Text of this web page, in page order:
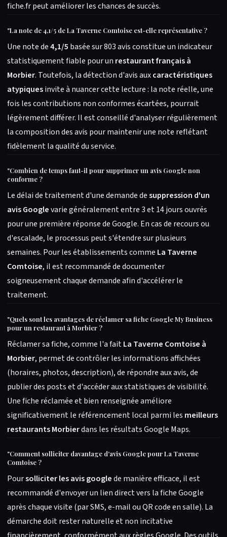
fiche.fr peut améliorer les chances de succès.
"La note de 4,1/5 de La Taverne Comtoise est-elle représentative ?
Une note de4,1/5 basée sur 803 avis constitue un indicateur
statistiquement fiable pour un restaurant français à
Morbier. Toutefois, la détection d'avis auxcaractéristiques
atypiquesinvite à nuancer cette lecture : la note réelle, une
fois les contributions non conformes écartées, pourrait
légèrement différer. Il est conseillé d'analyser régulièrement
la composition des avis pour maintenir une note reflétant
fidèlement la qualité du service.
"Combien de temps faut-il pour supprimer un avis Google non
conforme ?
Le délai de traitement d'une demande desuppression d'un
avis Googlevarie généralement entre 3 et 14 jours ouvrés
pour une première réponse de Google. En cas de recours ou
d'escalade, le processus peut s'étendre sur plusieurs
semaines. Pour les établissements comme La Taverne
Comtoise, il est recommandé de documenter
soigneusement chaque demande afin d'accélérer le
traitement.
"Quels sont les avantages de réclamer sa fiche Google My Business
pour un restaurant à Morbier ?
Réclamer sa fiche, comme l'a faitLa Taverne Comtoise à
Morbier, permet de contrôler les informations affichées
(horaires, photos, description), de répondre aux avis, de
publier des posts et d'accéder aux statistiques de visibilité.
Une fiche réclamée et bien renseignée améliore
significativement le référencement local parmi les meilleurs
restaurants Morbierdans les résultats Google Maps.
"Comment solliciter davantage d'avis Google pour La Taverne
Comtoise ?
Poursolliciter les avis googlede manière efficace, il est
recommandé d'envoyer un lien direct vers la fiche Google
après chaque visite (par SMS, e-mail ou QR code en salle). La
démarche doit rester naturelle et non incitative